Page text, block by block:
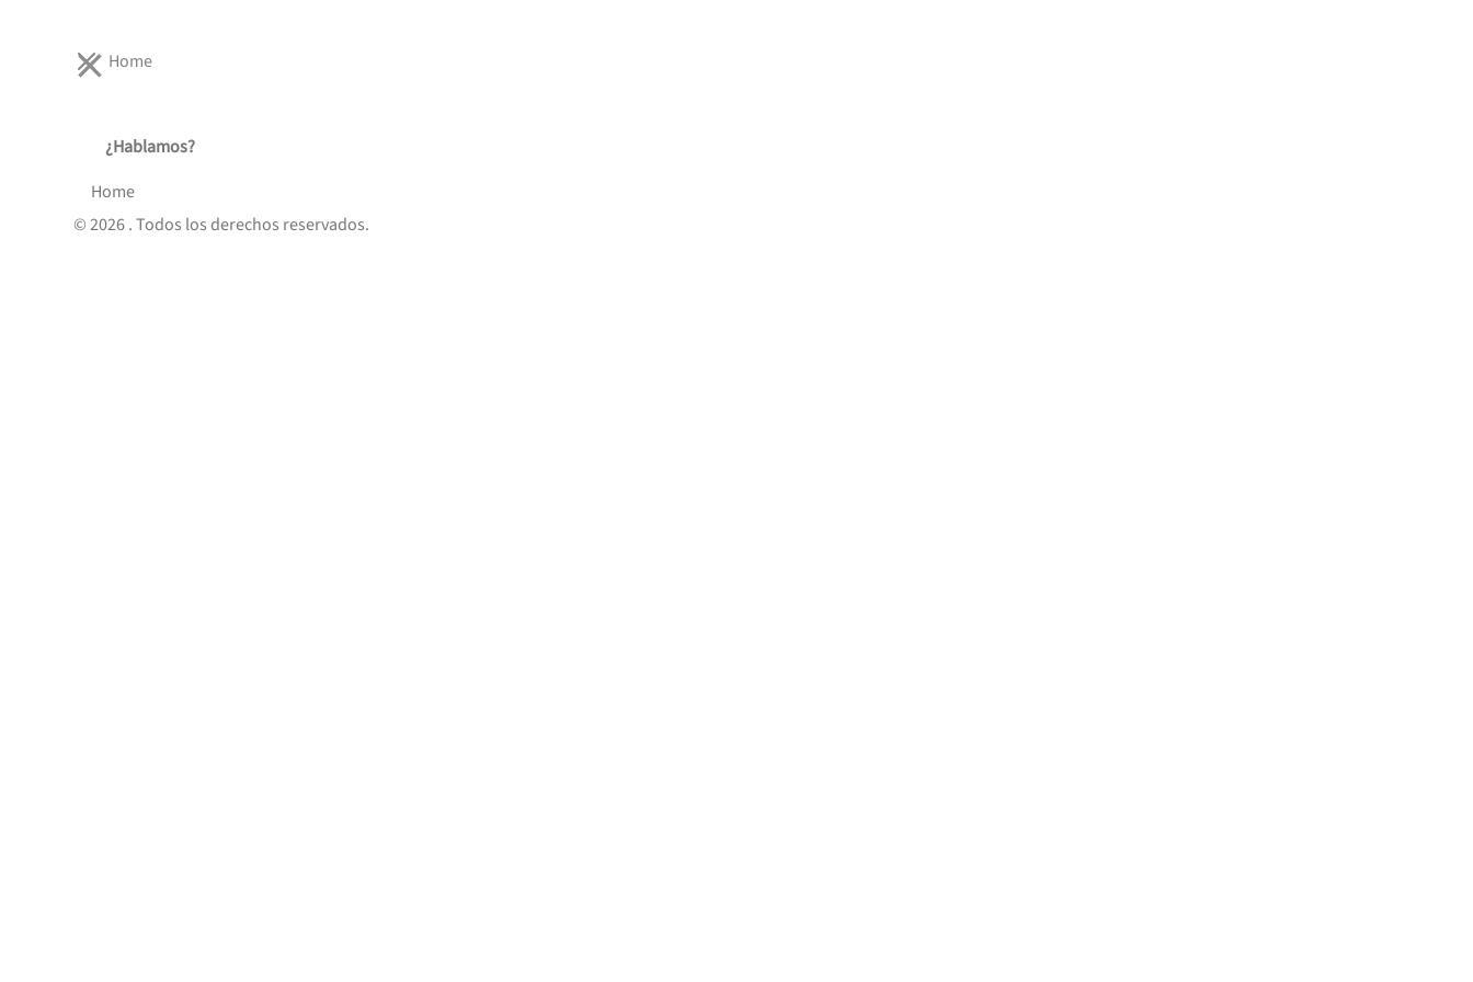
Home
¿Hablamos?
Home
©2026. Todos los derechos reservados.